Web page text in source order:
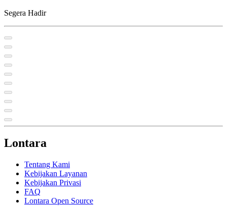
Segera Hadir
Lontara
Tentang Kami
Kebijakan Layanan
Kebijakan Privasi
FAQ
Lontara Open Source